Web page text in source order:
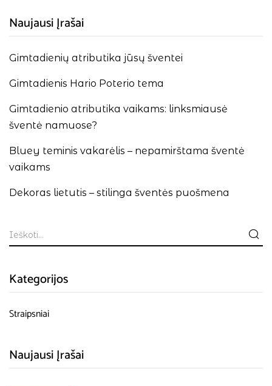
Naujausi Įrašai
Gimtadienių atributika jūsų šventei
Gimtadienis Hario Poterio tema
Gimtadienio atributika vaikams: linksmiausė
šventė namuose?
Bluey teminis vakarėlis – nepamirštama šventė
vaikams
Dekoras lietutis – stilinga šventės puošmena
Kategorijos
Straipsniai
Naujausi Įrašai